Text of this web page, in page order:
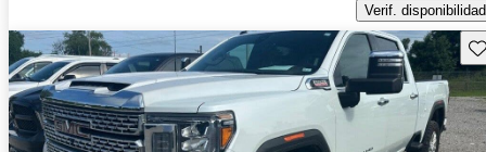
Verif. disponibilidad